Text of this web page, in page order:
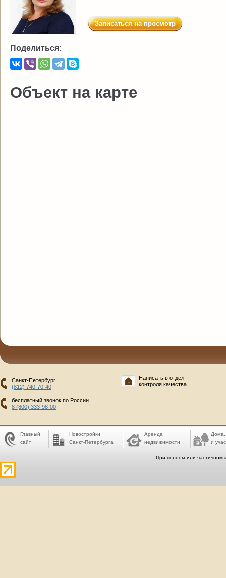
Записаться на просмотр
Поделиться:
Объект на карте
Санкт-Петербург
(812) 740-70-40
бесплатный звонок по России
8 (800) 333-98-00
Написать в отдел
контроля качества
Главный
сайт
Новостройки
Санкт-Петербурга
Аренда
недвижимости
Дома,
и
При полном или частичном